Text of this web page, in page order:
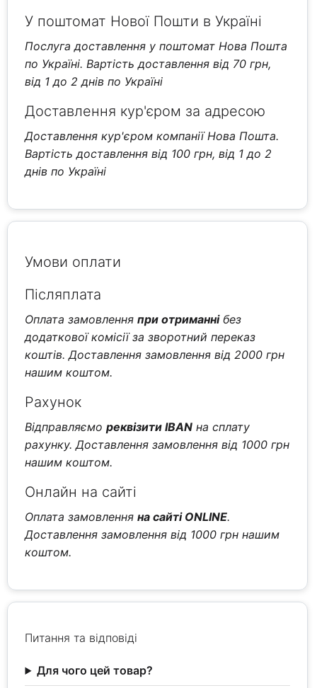
У поштомат Нової Пошти в Україні
Послуга доставлення у поштомат Нова Пошта
по Україні. Вартість доставлення від 70 грн,
від 1 до 2 днів по Україні
Доставлення кур'єром за адресою
Доставлення кур'єром компанії Нова Пошта.
Вартість доставлення від 100 грн, від 1 до 2
днів по Україні
Умови оплати
Післяплата
Оплата замовленняпри отриманнібез
додаткової комісії за зворотний переказ
коштів. Доставлення замовлення від 2000 грн
нашим коштом.
Рахунок
Відправляємореквізити IBAN на сплату
рахунку. Доставлення замовлення від 1000 грн
нашим коштом.
Онлайн на сайті
Оплата замовленняна сайті ONLINE.
Доставлення замовлення від 1000 грн нашим
коштом.
Питання та відповіді
Для чого цей товар?